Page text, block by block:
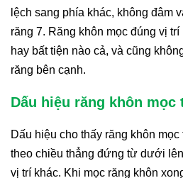
lệch sang phía khác, không đâm
răng 7. Răng khôn mọc đúng vị
hay bất tiện nào cả, và cũng
răng bên cạnh.
Dấu hiệu răng khôn mọc
Dấu hiệu cho thấy răng khôn
theo chiều thẳng đứng từ dưới
vị trí khác. Khi mọc răng khôn